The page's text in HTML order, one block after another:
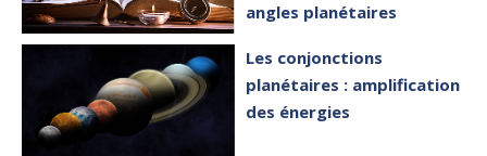
angles planétaires
Les conjonctions
planétaires : amplification
des énergies